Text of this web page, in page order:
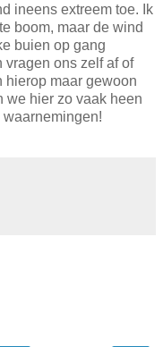
ineens extreem toe. Ik
boom, maar de wind
buien op gang
ons zelf af of
hierop maar gewoon
we hier zo vaak heen